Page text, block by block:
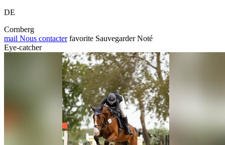
DE
Cornberg
mail Nous contacter favorite Sauvegarder Noté
Eye-catcher